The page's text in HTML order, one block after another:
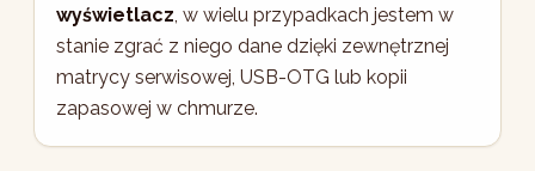
wyświetlacz, w wielu przypadkach jestem w
stanie zgrać z niego dane dzięki zewnętrznej
matrycy serwisowej, USB-OTG lub kopii
zapasowej w chmurze.